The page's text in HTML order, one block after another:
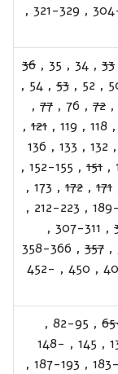
,
321-329
,
33
,
34
,
35
,
36
,
52
,
53
,
54
,
,
72
,
76
,
77
,
,
118
,
119
,
121
,
,
132
,
133
,
136
,
151
,
152-155
,
171
,
172
,
173
,
,
212-223
,
,
307-311
,
,
357
,
358-366
,
450
,
452-
,
82-95
,
,
145
,
148-
,
187-193
,